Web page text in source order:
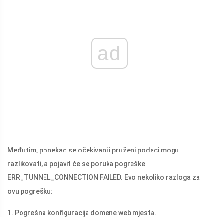
ad
Međutim, ponekad se očekivani i pruženi podaci mogu
razlikovati, a pojavit će se poruka pogreške
ERR_TUNNEL_CONNECTION FAILED. Evo nekoliko razloga za
ovu pogrešku:
1. Pogrešna konfiguracija domene web mjesta.